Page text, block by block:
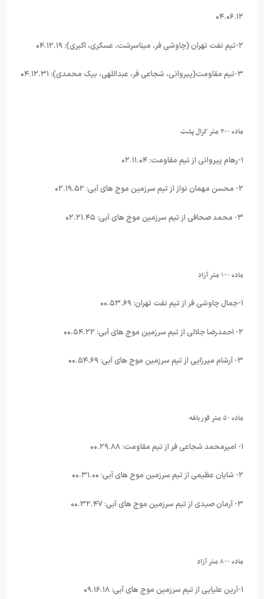
۰۴.۰۶.۱۲
۲-تیم نفت تهران (چاوشی فر، میناسرشت، عسکری، اکبری): ۰۴.۱۲.۱۹
۳-تیم مقاومت(پیروانی، شجاعی فر، عبداللهی، بیک محمدی): ۰۴.۱۲.۳۱
ماده ۲۰۰ متر کرال پشت
۲- محسن مهمان نواز از تیم سرزمین موج های آبی: ۰۲.۱۹.۵۲
۳- محمد صحافی از تیم سرزمین موج های آبی: ۰۲.۲۱.۴۵
ماده ۱۰۰ متر آزاد
۲- احمدرضا جلالی از تیم سرزمین موج های آبی: ۰۰.۵۴.۲۲
۳- آرشام میرزایی از تیم سرزمین موج های آبی: ۰۰.۵۴.۶۹
ماده ۵۰ متر قورباغه
۲- شایان عظیمی از تیم سرزمین موج های آبی: ۰۰.۳۱.۰۰
۳- آرمان صیدی از تیم سرزمین موج های آبی: ۰۰.۳۲.۴۷
ماده ۸۰۰ متر آزاد